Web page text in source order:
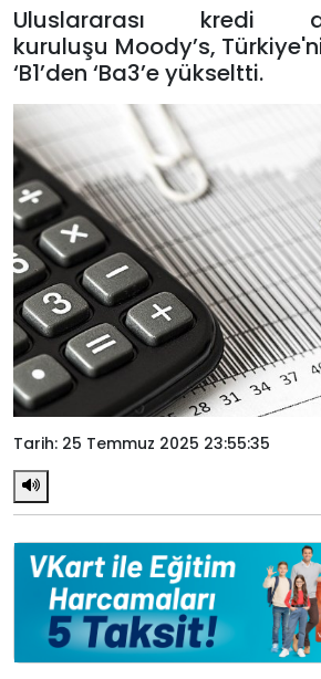
Uluslararası kredi
kuruluşu Moody’s,
‘B1’den ‘Ba3’e yükseltti.
Tarih: 25 Temmuz 2025 23:55:35